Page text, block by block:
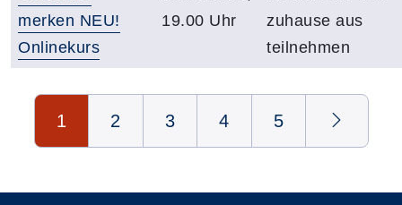
merken NEU!
Onlinekurs
19.00 Uhr
zuhause aus
teilnehmen
Seite 1 von 5
1 2 3 4 5